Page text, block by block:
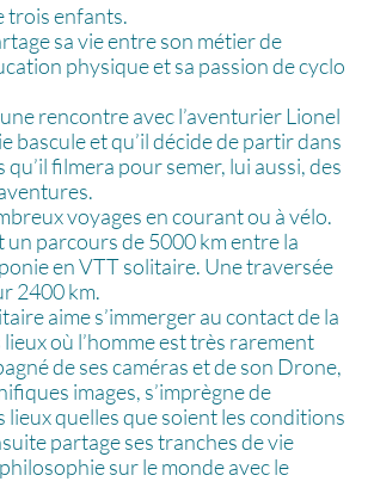
trois enfants.
sa vie entre son métier de
physique et sa passion de cyclo
rencontre avec l’aventurier Lionel
bascule et qu’il décide de partir dans
qu’il filmera pour semer, lui aussi, des
voyages en courant ou à vélo.
un parcours de 5000 km entre la
en VTT solitaire. Une traversée
2400 km.
aime s’immerger au contact de la
où l’homme est très rarement
de ses caméras et de son Drone,
images, s’imprègne de
lieux quelles que soient les conditions
partage ses tranches de vie
sur le monde avec le